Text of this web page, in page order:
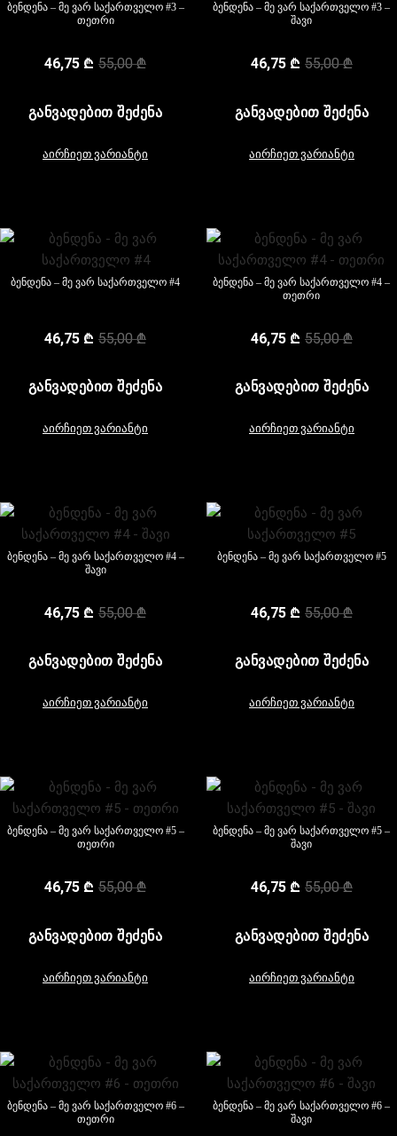
ბენდენა – მე ვარ საქართველო #3 –
თეთრი
55,00₾
46,75 ₾
ᲒᲐᲜᲕᲐᲓᲔᲑᲘᲗ ᲨᲔᲫᲔᲜᲐ
აირჩიეთ ვარიანტი
ბენდენა – მე ვარ საქართველო #3 –
შავი
55,00₾
46,75 ₾
ᲒᲐᲜᲕᲐᲓᲔᲑᲘᲗ ᲨᲔᲫᲔᲜᲐ
აირჩიეთ ვარიანტი
ბენდენა – მე ვარ საქართველო #4
55,00₾
46,75 ₾
ᲒᲐᲜᲕᲐᲓᲔᲑᲘᲗ ᲨᲔᲫᲔᲜᲐ
აირჩიეთ ვარიანტი
ბენდენა – მე ვარ საქართველო #4 –
თეთრი
55,00₾
46,75 ₾
ᲒᲐᲜᲕᲐᲓᲔᲑᲘᲗ ᲨᲔᲫᲔᲜᲐ
აირჩიეთ ვარიანტი
ბენდენა – მე ვარ საქართველო #4 –
შავი
55,00₾
46,75 ₾
ᲒᲐᲜᲕᲐᲓᲔᲑᲘᲗ ᲨᲔᲫᲔᲜᲐ
აირჩიეთ ვარიანტი
ბენდენა – მე ვარ საქართველო #5
55,00₾
46,75 ₾
ᲒᲐᲜᲕᲐᲓᲔᲑᲘᲗ ᲨᲔᲫᲔᲜᲐ
აირჩიეთ ვარიანტი
ბენდენა – მე ვარ საქართველო #5 –
თეთრი
55,00₾
46,75 ₾
ᲒᲐᲜᲕᲐᲓᲔᲑᲘᲗ ᲨᲔᲫᲔᲜᲐ
აირჩიეთ ვარიანტი
ბენდენა – მე ვარ საქართველო #5 –
შავი
55,00₾
46,75 ₾
ᲒᲐᲜᲕᲐᲓᲔᲑᲘᲗ ᲨᲔᲫᲔᲜᲐ
აირჩიეთ ვარიანტი
ბენდენა – მე ვარ საქართველო #6 –
თეთრი
ბენდენა – მე ვარ საქართველო #6 –
შავი